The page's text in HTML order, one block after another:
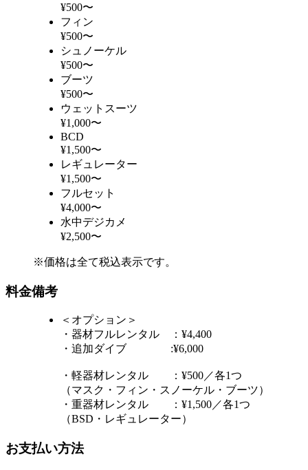
¥500〜
フィン
¥500〜
シュノーケル
¥500〜
ブーツ
¥500〜
ウェットスーツ
¥1,000〜
BCD
¥1,500〜
レギュレーター
¥1,500〜
フルセット
¥4,000〜
水中デジカメ
¥2,500〜
※価格は全て税込表示です。
料金備考
＜オプション＞
・器材フルレンタル ：¥4,400
・追加ダイブ :¥6,000
・軽器材レンタル ：¥500／各1つ
（マスク・フィン・スノーケル・ブーツ）
・重器材レンタル ：¥1,500／各1つ
（BSD・レギュレーター）
お支払い方法